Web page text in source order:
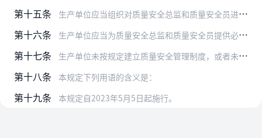
第十五条 生产单位应当组织对质量安全总监和质量安全员进行法律法规、标准和专业知识培训、考核，同时对培训、考核情况予以记录并存档备查。未通过考核的人员不得担任相应岗位的质量…
第十六条 生产单位应当为质量安全总监和质量安全员提供必要的工作条件、教育培训和岗位待遇，充分保障其依法履行职责。
第十七条 生产单位未按规定建立质量安全管理制度，或者未按规定配备、培训、考核质量安全总监、质量安全员，或者未按责任制要求落实质量安全责任的，由县级以上地方市场监督管理部门…
第十八条 本规定下列用语的含义是：
第十九条 本规定自2023年5月5日起施行。